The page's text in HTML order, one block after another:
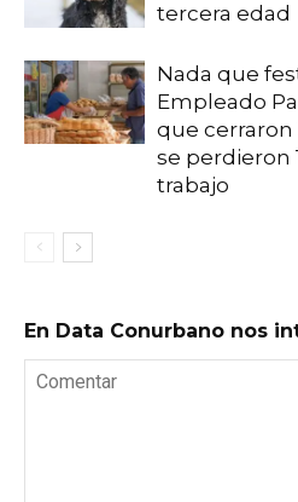
tercera edad
Nada que
Empleado
que cerraron
se perdieron
trabajo
En Data Conurbano nos